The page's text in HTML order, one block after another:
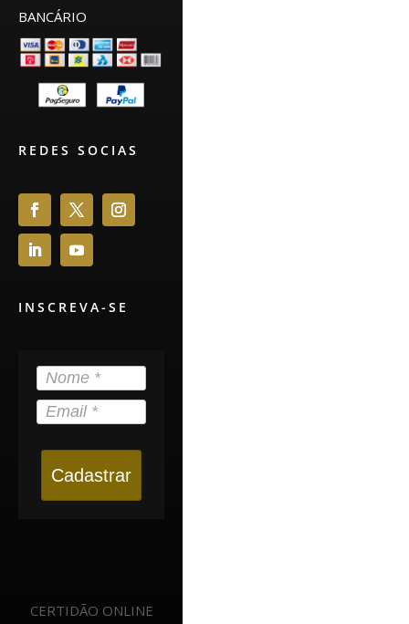
BANCÁRIO
REDES SOCIAS
INSCREVA-SE
Cadastrar
CERTIDÃO ONLINE